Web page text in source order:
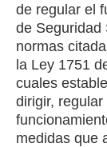
de regular el
de Seguridad
normas
la Ley 1751
cuales
dirigir,
medidas que